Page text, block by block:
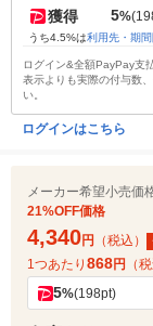
獲得 5%
うち4.5%は利用先・期間
ログイン&全額PayPay支
表示よりも実際の付与数
い。
ログインはこちら
メーカー希望小売価
21%OFF価格
4,340円 （税込）
1つあたり 868円 （
5%(198pt)